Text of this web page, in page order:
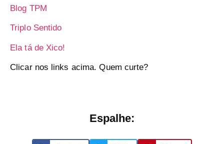
Blog TPM
Triplo Sentido
Ela tá de Xico!
Clicar nos links acima. Quem curte?
Espalhe: